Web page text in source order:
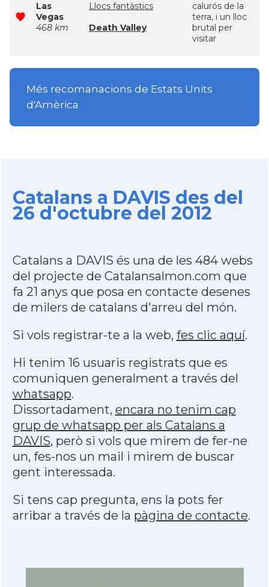
Las
Vegas
468 km
Llocs fantàstics
Death Valley
calurós de la
terra, i un lloc
brutal per
visitar
Més recomanacions de Estats Units
d'Amèrica
Catalans a DAVIS des del
26 d'octubre del 2012
Catalans a DAVIS és una de les 484 webs
del projecte de Catalansalmon.com que
fa 21 anys que posa en contacte desenes
de milers de catalans d'arreu del món.
Si vols registrar-te a la web, fes clic aquí.
Hi tenim 16 usuaris registrats que es
comuniquen generalment a través del
whatsapp.
Dissortadament, encara no tenim cap
grup de whatsapp per als Catalans a
DAVIS, però si vols que mirem de fer-ne
un, fes-nos un mail i mirem de buscar
gent interessada.
Si tens cap pregunta, ens la pots fer
arribar a través de la pàgina de contacte.